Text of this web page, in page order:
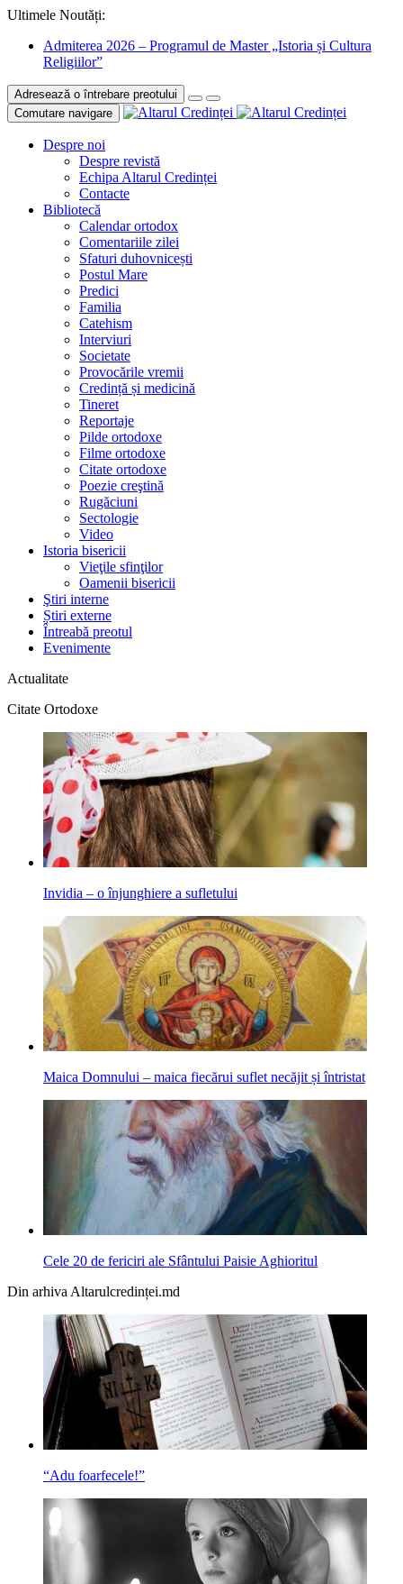
Ultimele Noutăți:
Admiterea 2026 – Programul de Master „Istoria și Cultura
Religiilor”
Adresează o întrebare preotului
Comutare navigare
Despre noi
Despre revistă
Echipa Altarul Credinței
Contacte
Bibliotecă
Calendar ortodox
Comentariile zilei
Sfaturi duhovnicești
Postul Mare
Predici
Familia
Catehism
Interviuri
Societate
Provocările vremii
Credință și medicină
Tineret
Reportaje
Pilde ortodoxe
Filme ortodoxe
Citate ortodoxe
Poezie creştină
Rugăciuni
Sectologie
Video
Istoria bisericii
Vieţile sfinţilor
Oamenii bisericii
Ştiri interne
Știri externe
Întreabă preotul
Evenimente
Actualitate
Citate Ortodoxe
Invidia – o înjunghiere a sufletului
Maica Domnului – maica fiecărui suflet necăjit și întristat
Cele 20 de fericiri ale Sfântului Paisie Aghioritul
Din arhiva Altarulcredinței.md
“Adu foarfecele!”